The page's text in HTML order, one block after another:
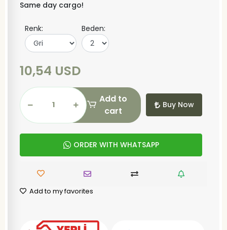
Same day cargo!
Renk: Beden:
10,54 USD
Add to
cart
Buy Now
ORDER WITH WHATSAPP
Add to my favorites